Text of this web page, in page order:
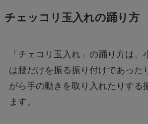
チェッコリ玉入れの踊り方
「チェコリ玉入れ」の踊り方は、
は腰だけを振る振り付けであった
がら手の動きを取り入れたりする
ます。